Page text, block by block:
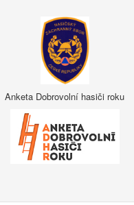
Anketa Dobrovolní hasiči roku